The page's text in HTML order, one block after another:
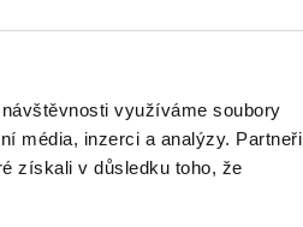
využíváme soubory
média, inzerci a analýzy. Partneři
získali v důsledku toho, že